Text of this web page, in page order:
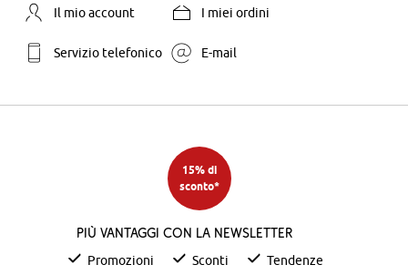
Il mio account I miei ordini
Servizio telefonico E-mail
15% di
sconto*
Più vantaggi con la newsletter
Promozioni Sconti Tendenze